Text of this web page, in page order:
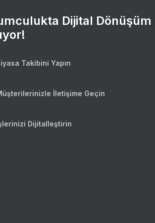
Dijital Dönüşüm
Takibini Yapın
İletişime Geçin
Dijitalleştirin